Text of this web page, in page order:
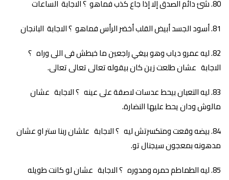
شئ دائم الصدق إلا إذا جاع كذب فماهو ؟ الاجابة الساعات
أسود الجسد أبيض القلب أخضر الرأس فماهو ؟ الاجابة البانجان
ليه عمرو دياب وهو بيغي راجعين ما خبطش فى اللى وراه ؟
الاجابة عشان طلعت زين كان بيقوله تعالى تعالى تعالى.
ليه التعبان بيحط عدسات لاصقة على عينه ؟ الاجابة عشان
مالوش ودان يحط عليها النضارة.
بيضه وقعت ومتكسرتش ليه ؟ الاجابة علشان ربنا ستر او عشان
مدهونه بمعجون سيجنال تو.
ليه الطماطم حمره ومدوره ؟ الاجابة عشان لو كانت طويله